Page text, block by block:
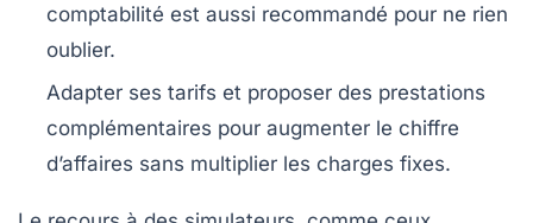
comptabilité est aussi recommandé pour ne rien
oublier.
Adapter ses tarifs et proposer des prestations
complémentaires pour augmenter le chiffre
d’affaires sans multiplier les charges fixes.